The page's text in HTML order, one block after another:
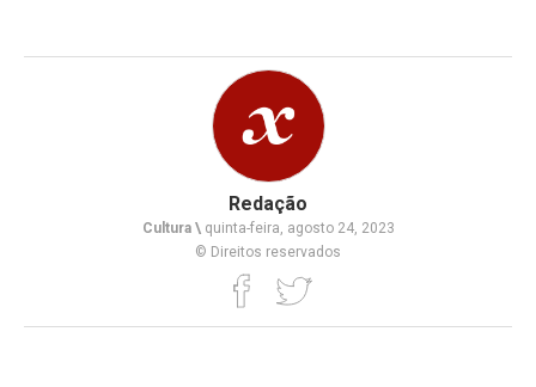
Redação
Cultura \quinta-feira, agosto 24, 2023
© Direitos reservados